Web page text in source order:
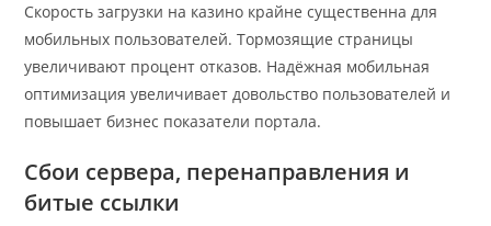
Скорость загрузки на казино крайне существенна для
мобильных пользователей. Тормозящие страницы
увеличивают процент отказов. Надёжная мобильная
оптимизация увеличивает довольство пользователей и
повышает бизнес показатели портала.
Сбои сервера, перенаправления и
битые ссылки